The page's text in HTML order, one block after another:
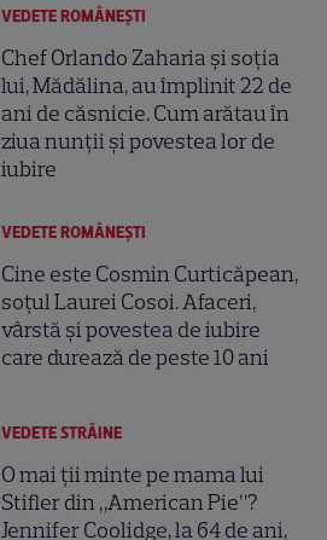
VEDETE ROMÂNEŞTI
Chef Orlando Zaharia și soția
lui, Mădălina, au împlinit 22 de
ani de căsnicie. Cum arătau în
ziua nunții și povestea lor de
iubire
VEDETE ROMÂNEŞTI
Cine este Cosmin Curticăpean,
soțul Laurei Cosoi. Afaceri,
vârstă și povestea de iubire
care durează de peste 10 ani
VEDETE STRĂINE
O mai ții minte pe mama lui
Stifler din „American Pie”?
Jennifer Coolidge, la 64 de ani,